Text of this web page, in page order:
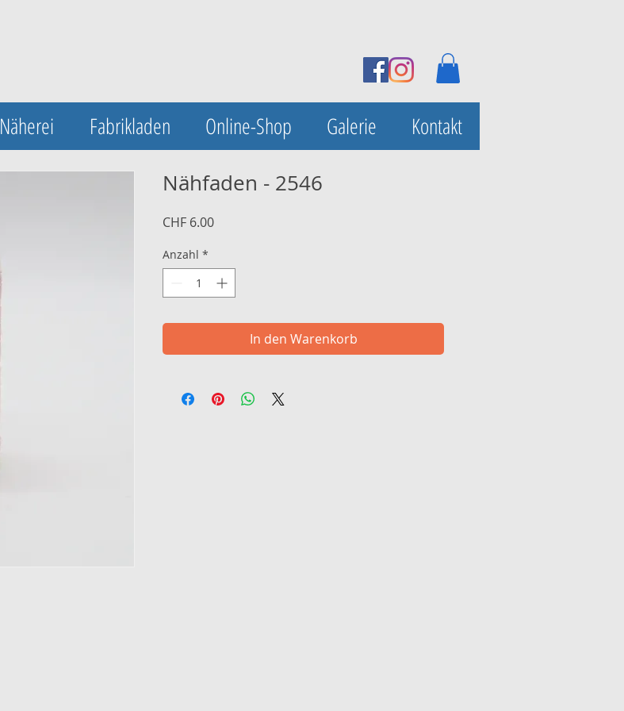
Näherei Fabrikladen Online-Shop Galerie Kontakt
Nähfaden - 2546
CHF 6.00Preis
Anzahl *
In den Warenkorb